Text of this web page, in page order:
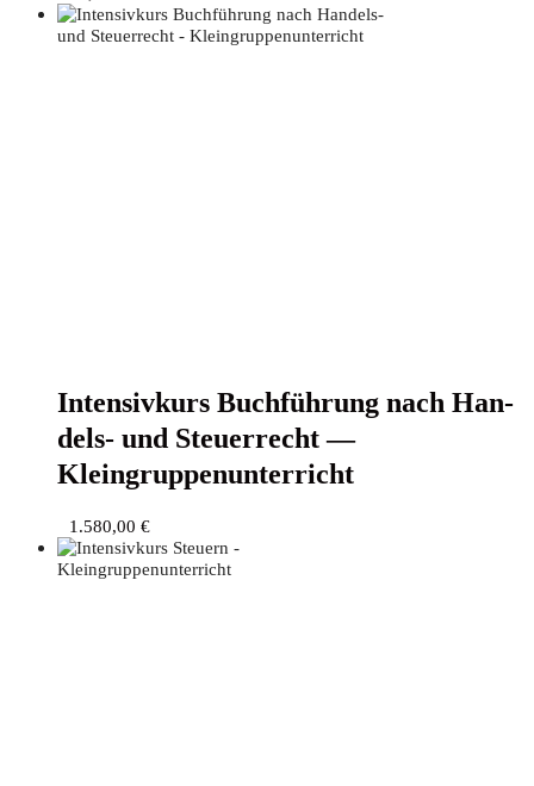
Inten­siv­kurs Buch­füh­rung nach Han­
dels- und Steu­er­recht —
Kleingruppenunterricht
1.580,00 €